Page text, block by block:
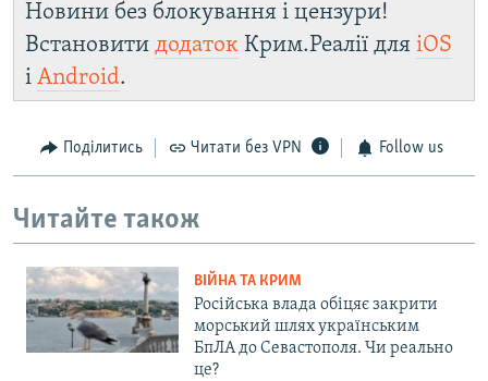
Новини без блокування і цензури!
Встановити додаток Крим.Реалії для iOS
і Android.
Поділитись Читати без VPN Follow us
Читайте також
ВІЙНА ТА КРИМ
Російська влада обіцяє закрити
морський шлях українським
БпЛА до Севастополя. Чи реально
це?